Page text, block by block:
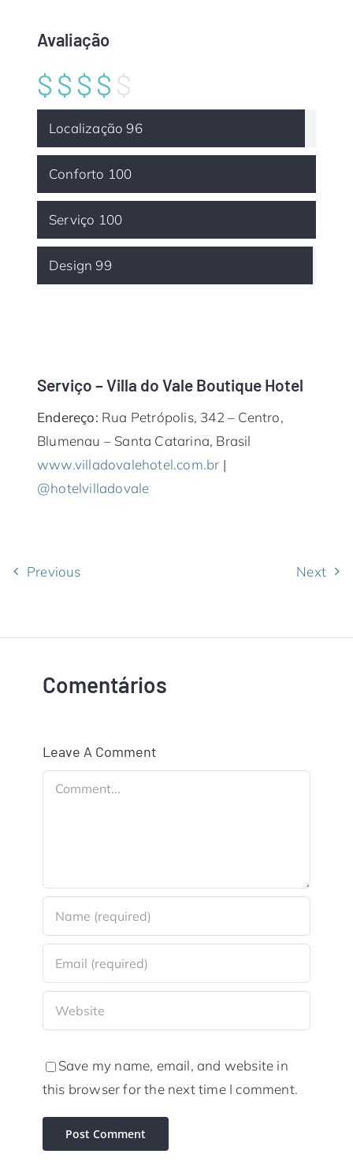
Avaliação
$ $$$ $
Localização 96
Conforto 100
Serviço 100
Design 99
Serviço – Villa do Vale Boutique Hotel
Endereço: Rua Petrópolis, 342 – Centro,
Blumenau – Santa Catarina, Brasil
www.villadovalehotel.com.br |
@hotelvilladovale
Previous Next
Comentários
Leave A Comment
Comment
Save my name, email, and website in
this browser for the next time I comment.